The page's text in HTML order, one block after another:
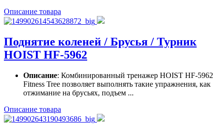
Описание товара
Поднятие коленей / Брусья / Турник
HOIST HF-5962
Описание: Комбинированный тренажер HOIST HF-5962
Fitness Tree позволяет выполнять такие упражнения, как
отжимание на брусьях, подъем ...
Описание товара